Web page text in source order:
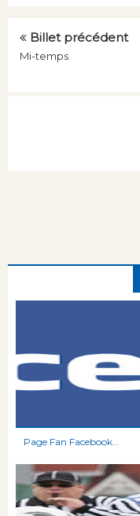
Billet précédent
Mi-temps
Page Fan Facebook...